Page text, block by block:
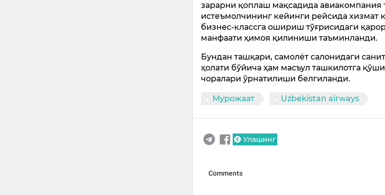
зарарни қоплаш мақсадида авиакомпания
истеъмолчининг кейинги рейсида хизмат
бизнес-классга ошириш тўғрисидаги
манфаати ҳимоя қилиниши таъминланди.
Бундан ташқари, самолёт салонидаги
ҳолати бўйича ҳам масъул ташкилотга
чоралари ўрнатилиши белгиланди.
Мурожаат Uzbekistan airways
Улашинг